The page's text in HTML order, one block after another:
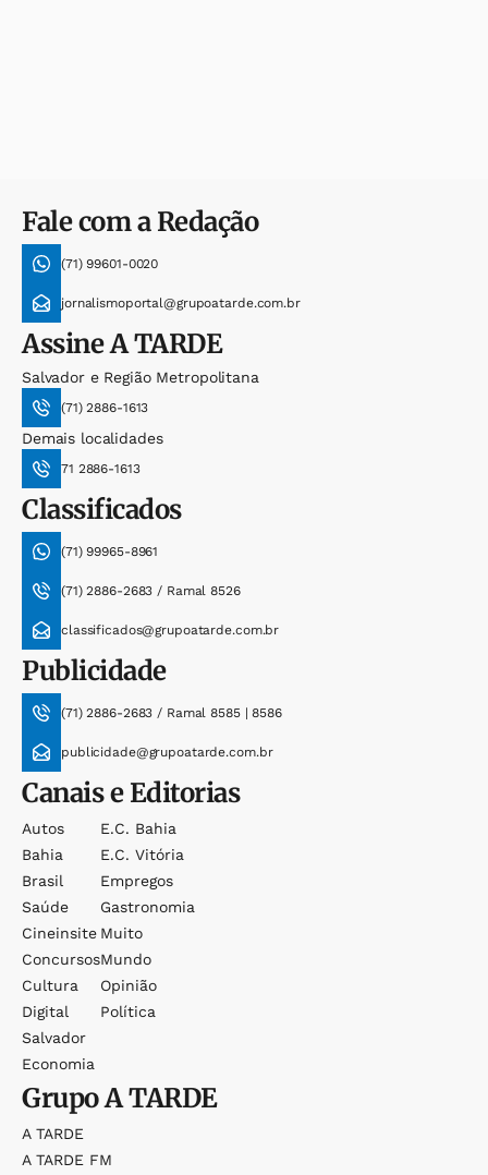
Fale com a Redação
(71) 99601-0020
jornalismoportal@grupoatarde.com.br
AssineA TARDE
Salvador e Região Metropolitana
(71) 2886-1613
Demais localidades
71 2886-1613
Classificados
(71) 99965-8961
(71) 2886-2683 / Ramal 8526
classificados@grupoatarde.com.br
Publicidade
(71) 2886-2683 / Ramal 8585 | 8586
publicidade@grupoatarde.com.br
Canais e Editorias
Autos
Bahia
Brasil
Saúde
Cineinsite
Concursos
Cultura
Digital
Salvador
Economia
E.c. Bahia
E.c. Vitória
Empregos
Gastronomia
Muito
Mundo
Opinião
Política
GrupoA TARDE
A TARDE
A TARDE FM